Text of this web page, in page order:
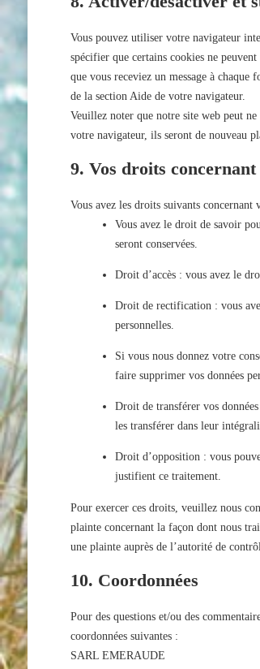
Vous pouvez utiliser votre navigateur
spécifier que certains cookies ne
que vous receviez un message à
de la section Aide de votre navigateur.
Veuillez noter que notre site web peut
votre navigateur, ils seront de nouveau
9. Vos droits concernant
Vous avez les droits suivants concernant
Vous avez le droit de savoir
seront conservées.
Droit d’accès : vous avez le
Droit de rectification : vous
personnelles.
Si vous nous donnez votre
faire supprimer vos données
Droit de transférer vos
les transférer dans leur
Droit d’opposition : vous
justifient ce traitement.
Pour exercer ces droits, veuillez nous
plainte concernant la façon dont nous
une plainte auprès de l’autorité de
10. Coordonnées
Pour des questions et/ou des
coordonnées suivantes :
SARL EMERAUDE